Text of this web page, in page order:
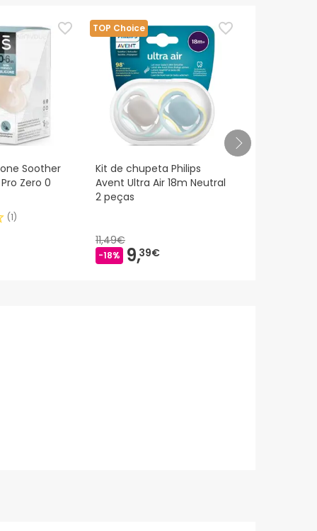
os
nossos termos e condições.
Soother
Zero 0
(1)
TOP Choice
Kit de chupeta Philips
Avent Ultra Air 18m Neutral
2 peças
11,49€
-18% 9,39€